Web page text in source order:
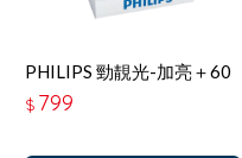
PHILIPS 勁靚光-加亮＋60
H11 12V 55W
$ 799